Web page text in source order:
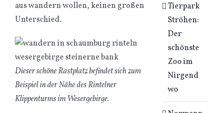
aus wandern wollen, keinen großen
Unterschied.
Dieser schöne Rastplatz befindet sich zum
Beispiel in der Nähe des Rintelner
Klippenturms im Wesergebirge.
Tierpark
Ströhen:
Der
schönste
Zoo im
Nirgend
wo